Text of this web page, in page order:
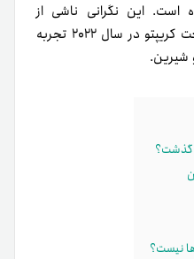
است. این نگرانی ناشی از
رخدادهایی پی‌در‌پی بود که صنعت کریپتو در سال ۲۰۲۲ تجربه
شیرین.
نیست؟